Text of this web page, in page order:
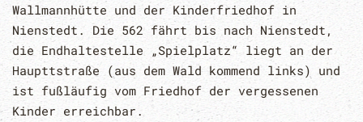
Wallmannhütte und der Kinderfriedhof in
Nienstedt. Die 562 fährt bis nach Nienstedt,
die Endhaltestelle „Spielplatz“ liegt an der
Haupttstraße (aus dem Wald kommend links) und
ist fußläufig vom Friedhof der vergessenen
Kinder erreichbar.